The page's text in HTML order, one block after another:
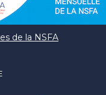
de la NSFA